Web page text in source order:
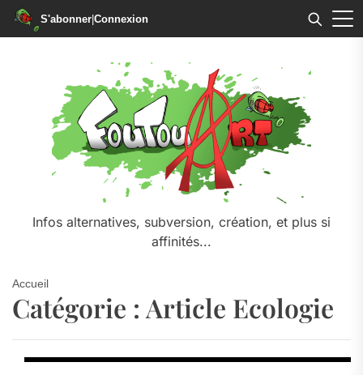
S'abonner|Connexion
Infos alternatives, subversion, création, et plus si
affinités...
Accueil
Catégorie : Article Ecologie